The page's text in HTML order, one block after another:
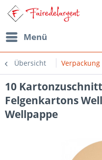
Menü
Übersicht
10
Felgenkartons
Wellpappe